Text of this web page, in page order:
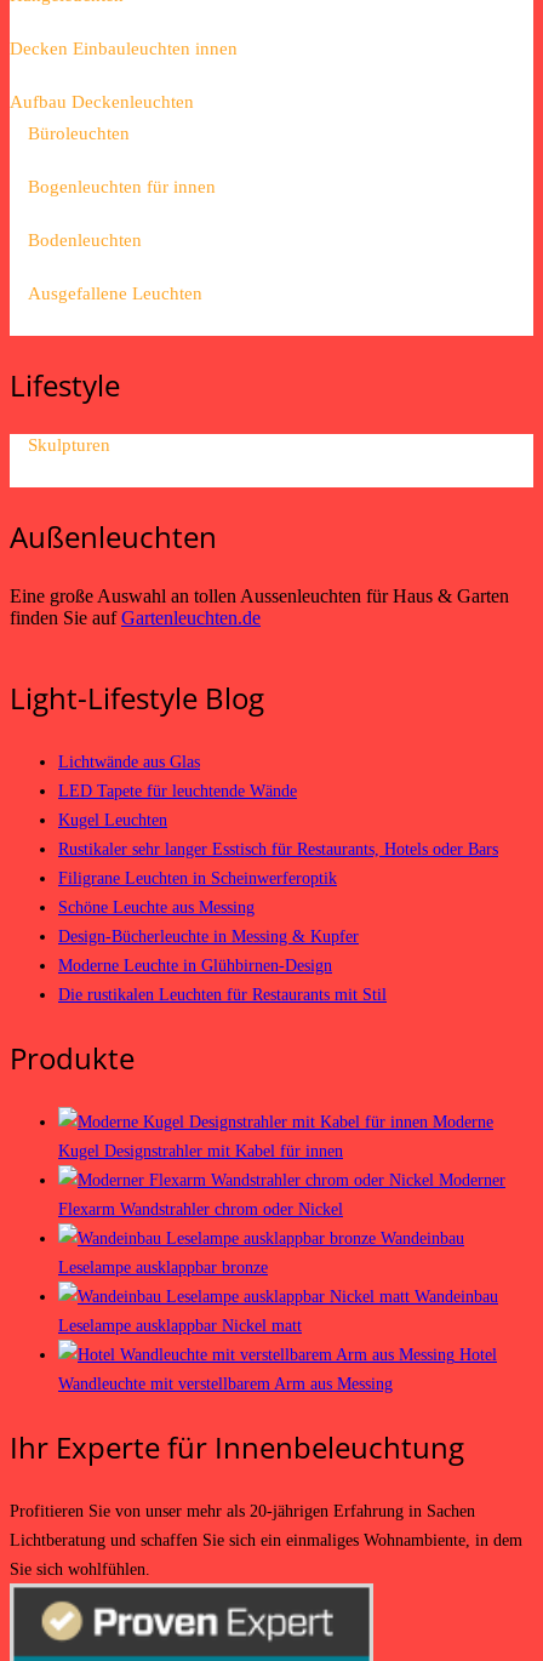
Decken Einbauleuchten innen
Aufbau Deckenleuchten
Büroleuchten
Bogenleuchten für innen
Bodenleuchten
Ausgefallene Leuchten
Lifestyle
Skulpturen
Außenleuchten
Eine große Auswahl an tollen Aussenleuchten für Haus & Garten
finden Sie aufGartenleuchten.de
Light-Lifestyle Blog
Lichtwände aus Glas
LED Tapete für leuchtende Wände
Kugel Leuchten
Rustikaler sehr langer Esstisch für Restaurants, Hotels oder Bars
Filigrane Leuchten in Scheinwerferoptik
Schöne Leuchte aus Messing
Design-Bücherleuchte in Messing & Kupfer
Moderne Leuchte in Glühbirnen-Design
Die rustikalen Leuchten für Restaurants mit Stil
Produkte
Moderne
Kugel Designstrahler mit Kabel für innen
Moderner
Flexarm Wandstrahler chrom oder Nickel
Wandeinbau
Leselampe ausklappbar bronze
Wandeinbau
Leselampe ausklappbar Nickel matt
Hotel
Wandleuchte mit verstellbarem Arm aus Messing
Ihr Experte für Innenbeleuchtung
Profitieren Sie von unser mehr als 20-jährigen Erfahrung in Sachen
Lichtberatung und schaffen Sie sich ein einmaliges Wohnambiente, in dem
Sie sich wohlfühlen.